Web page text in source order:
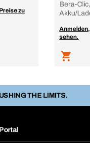
zu
Bera-
Akku/
sehen.
THE LIMITS.